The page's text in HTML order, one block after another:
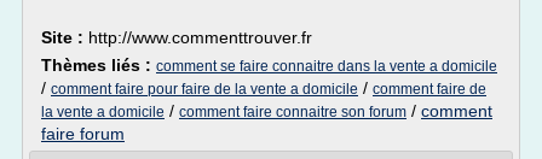
Site : http://www.commenttrouver.fr
Thèmes liés : comment se faire connaitre dans la vente a domicile
/ comment faire pour faire de la vente a domicile / comment faire de
la vente a domicile / comment faire connaitre son forum / comment
faire forum